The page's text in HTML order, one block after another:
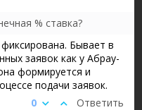
% ставка?
Бывает в
заявок как у Абрау-
формируется и
подачи заявок.
Ответить
0